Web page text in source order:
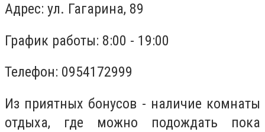
Адрес: ул. Гагарина, 89
График работы: 8:00 - 19:00
Телефон: 0954172999
Из приятных бонусов - наличие комнаты
отдыха, где можно подождать пока